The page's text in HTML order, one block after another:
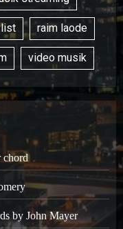
raim laode
video musik
chord
by John Mayer